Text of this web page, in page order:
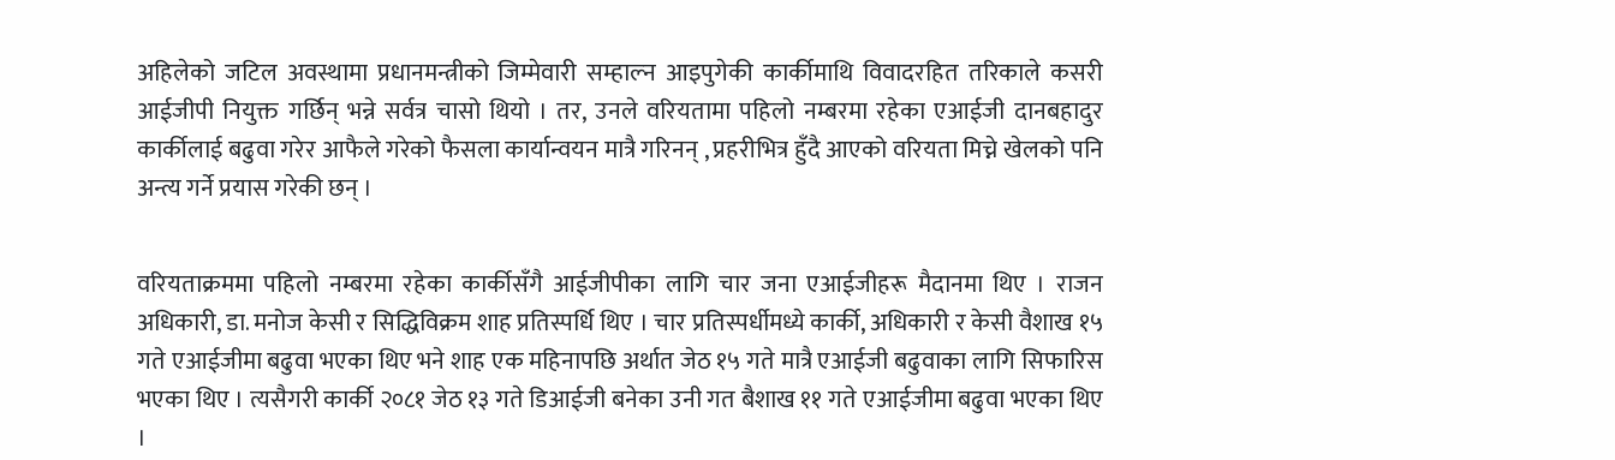
अहिलेको जटिल अवस्थामा प्रधानमन्त्रीको जिम्मेवारी सम्हाल्न आइपुगेकी कार्कीमाथि विवादरहित तरिकाले कसरी
आईजीपी नियुक्त गर्छिन् भन्ने सर्वत्र चासो थियो । तर, उनले वरियतामा पहिलो नम्बरमा रहेका एआईजी दानबहादुर
कार्कीलाई बढुवा गरेर आफैले गरेको फैसला कार्यान्वयन मात्रै गरिनन् , प्रहरीभित्र हुँदै आएको वरियता मिच्ने खेलको पनि
अन्त्य गर्ने प्रयास गरेकी छन् ।
वरियताक्रममा पहिलो नम्बरमा रहेका कार्कीसँगै आईजीपीका लागि चार जना एआईजीहरू मैदानमा थिए । राजन
अधिकारी, डा. मनोज केसी र सिद्धिविक्रम शाह प्रतिस्पर्धि थिए । चार प्रतिस्पर्धीमध्ये कार्की, अधिकारी र केसी वैशाख १५
गते एआईजीमा बढुवा भएका थिए भने शाह एक महिनापछि अर्थात जेठ १५ गते मात्रै एआईजी बढुवाका लागि सिफारिस
भएका थिए । त्यसैगरी कार्की २०८१ जेठ १३ गते डिआईजी बनेका उनी गत बैशाख ११ गते एआईजीमा बढुवा भएका थिए
।